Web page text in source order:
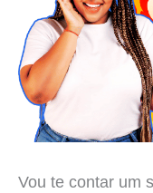
Vou te contar um